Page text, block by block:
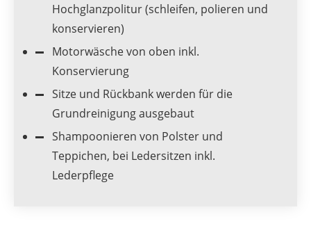
Hochglanzpolitur (schleifen, polieren und
konservieren)
Motorwäsche von oben inkl.
Konservierung
Sitze und Rückbank werden für die
Grundreinigung ausgebaut
Shampoonieren von Polster und
Teppichen, bei Ledersitzen inkl.
Lederpflege